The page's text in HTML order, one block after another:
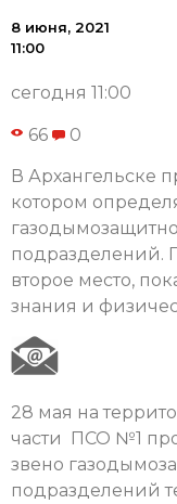
8 июня, 2021
11:00
сегодня 11:00
66 0
В Архангельске
котором
подразделений.
второе место,
знания и
28 мая на
части ПСО №1
звено
подразделений